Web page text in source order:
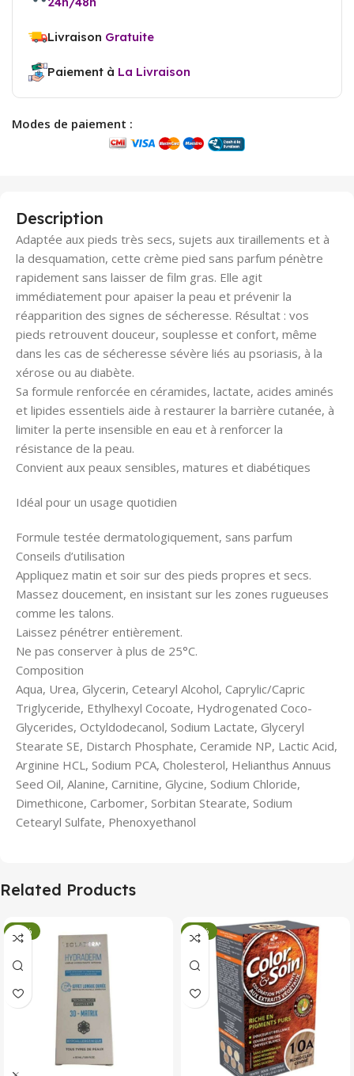
Livraison Gratuite
Paiement à La Livraison
Modes de paiement :
Description
Adaptée aux pieds très secs, sujets aux tiraillements et à
la desquamation, cette crème pied sans parfum pénètre
rapidement sans laisser de film gras. Elle agit
immédiatement pour apaiser la peau et prévenir la
réapparition des signes de sécheresse. Résultat : vos
pieds retrouvent douceur, souplesse et confort, même
dans les cas de sécheresse sévère liés au psoriasis, à la
xérose ou au diabète.
Sa formule renforcée en céramides, lactate, acides aminés
et lipides essentiels aide à restaurer la barrière cutanée, à
limiter la perte insensible en eau et à renforcer la
résistance de la peau.
Convient aux peaux sensibles, matures et diabétiques
Idéal pour un usage quotidien
Formule testée dermatologiquement, sans parfum
Conseils d’utilisation
Appliquez matin et soir sur des pieds propres et secs.
Massez doucement, en insistant sur les zones rugueuses
comme les talons.
Laissez pénétrer entièrement.
Ne pas conserver à plus de 25°C.
Composition
Aqua, Urea, Glycerin, Cetearyl Alcohol, Caprylic/Capric
Triglyceride, Ethylhexyl Cocoate, Hydrogenated Coco-
Glycerides, Octyldodecanol, Sodium Lactate, Glyceryl
Stearate SE, Distarch Phosphate, Ceramide NP, Lactic Acid,
Arginine HCL, Sodium PCA, Cholesterol, Helianthus Annuus
Seed Oil, Alanine, Carnitine, Glycine, Sodium Chloride,
Dimethicone, Carbomer, Sorbitan Stearate, Sodium
Cetearyl Sulfate, Phenoxyethanol
Related Products
-34% -34%